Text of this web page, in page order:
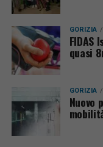
GORIZIA
FIDAS
quasi
GORIZIA
Nuovo